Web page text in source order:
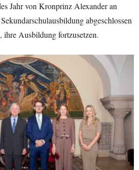
Jahr von Kronprinz Alexander an
abgeschlossen
ihre Ausbildung fortzusetzen.